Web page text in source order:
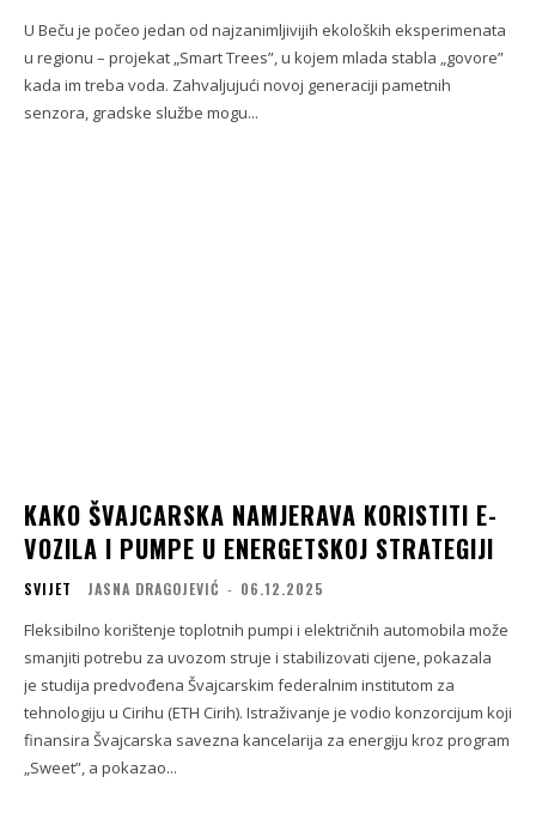
U Beču je počeo jedan od najzanimljivijih ekoloških eksperimenata
u regionu – projekat „Smart Trees”, u kojem mlada stabla „govore”
kada im treba voda. Zahvaljujući novoj generaciji pametnih
senzora, gradske službe mogu...
KAKO ŠVAJCARSKA NAMJERAVA KORISTITI E-
VOZILA I PUMPE U ENERGETSKOJ STRATEGIJI
SVIJET JASNA DRAGOJEVIĆ - 06.12.2025
Fleksibilno korištenje toplotnih pumpi i električnih automobila može
smanjiti potrebu za uvozom struje i stabilizovati cijene, pokazala
je studija predvođena Švajcarskim federalnim institutom za
tehnologiju u Cirihu (ETH Cirih). Istraživanje je vodio konzorcijum koji
finansira Švajcarska savezna kancelarija za energiju kroz program
„Sweet”, a pokazao...